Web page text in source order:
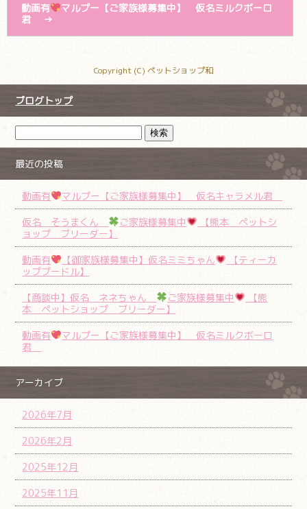
動画有
マルプー【ご家族様募集中】 仮名ミルクボーロ
君
→
Copyright (C) ペットショップ和
ブログトップ
最近の投稿
動画有
マルプー【ご家族様募集中】 仮名キャラメル君
仮名 そうまくん
ご家族様募集中
【熊本 ペットシ
ョップ ブリーダー】
動画有
【御家族様募集中】仮名ミミちゃん
【ティーカ
ッププードル】
【商談中】仮名 ネネちゃん
ご家族様募集中
【熊
本 ペットショップ ブリーダー】
動画有
マルプー【ご家族様募集中】 仮名ミルクボーロ
君
アーカイブ
2026年7月
2026年2月
2025年12月
2025年11月